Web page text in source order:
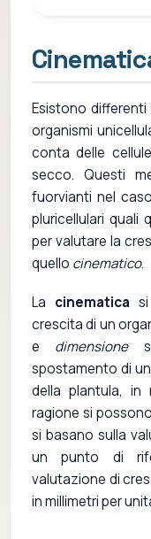
Esistono
organismi
conta delle
secco. Questi
fuorvianti nel
pluricellulari quali
per valutare la
quello cinematico.
La cinematica
crescita di un
e dimensione
spostamento di
della plantula,
ragione si
si basano sulla
un punto di
valutazione di
in millimetri per